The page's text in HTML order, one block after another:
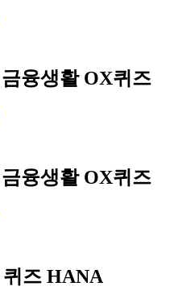
융생활 OX퀴즈
융생활 OX퀴즈
즈 HANA